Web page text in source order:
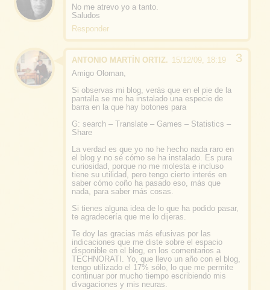
No me atrevo yo a tanto.
Saludos
Responder
ANTONIO MARTÍN ORTIZ. 15/12/09, 18:19
Amigo Oloman,
Si observas mi blog, verás que en el pie de la
pantalla se me ha instalado una especie de
barra en la que hay botones para
G: search – Translate – Games – Statistics –
Share
La verdad es que yo no he hecho nada raro en
el blog y no sé cómo se ha instalado. Es pura
curiosidad, porque no me molesta e incluso
tiene su utilidad, pero tengo cierto interés en
saber cómo coño ha pasado eso, más que
nada, para saber más cosas.
Si tienes alguna idea de lo que ha podido pasar,
te agradecería que me lo dijeras.
Te doy las gracias más efusivas por las
indicaciones que me diste sobre el espacio
disponible en el blog, en los comentarios a
TECHNORATI . Yo, que llevo un año con el blog,
tengo utilizado el 17% sólo, lo que me permite
continuar por mucho tiempo escribiendo mis
divagaciones y mis neuras.